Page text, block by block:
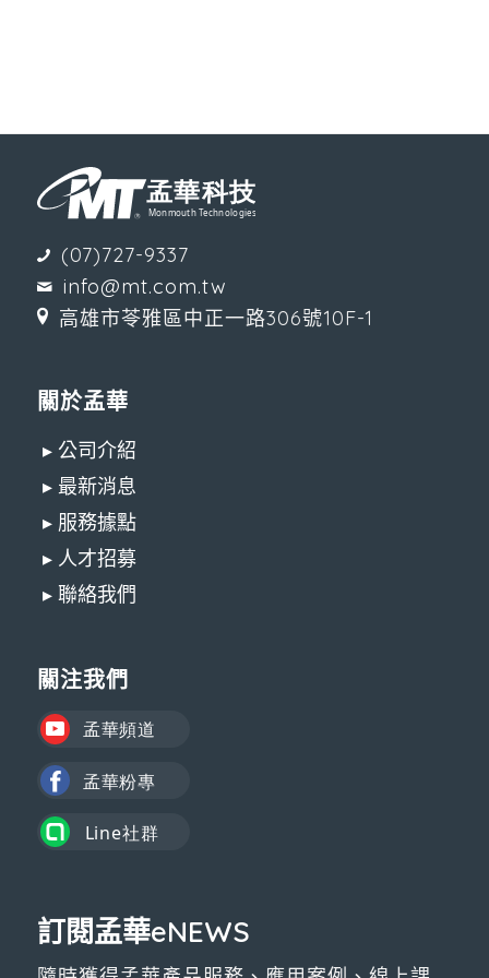
(07)727-9337
info@mt.com.tw
高雄市苓雅區中正一路306號10F-1
關於孟華
▸ 公司介紹
▸ 最新消息
▸ 服務據點
▸ 人才招募
▸ 聯絡我們
關注我們
訂閱孟華eNEWS